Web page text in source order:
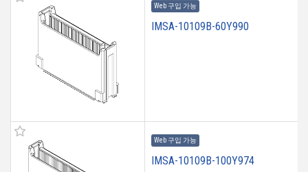
Web 구입 가능
IMSA-10109B-60Y990
Web 구입 가능
IMSA-10109B-100Y974